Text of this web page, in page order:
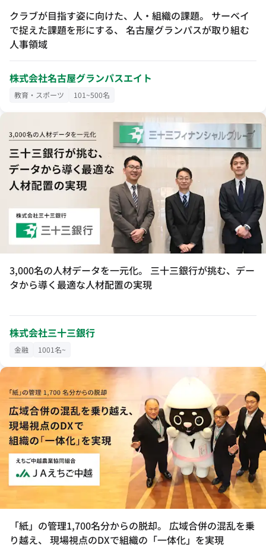
クラブが目指す姿に向けた、人・組織の課題。 サーベイ
で捉えた課題を形にする、 名古屋グランパスが取り組む
人事領域
株式会社名古屋グランパスエイト
教育・スポーツ 101~500名
3,000名の人材データを一元化。 三十三銀行が挑む、デー
タから導く最適な人材配置の実現
株式会社三十三銀行
金融 1001名~
「紙」の管理1,700名分からの脱却。 広域合併の混乱を乗
り越え、 現場視点のDXで組織の「一体化」を実現